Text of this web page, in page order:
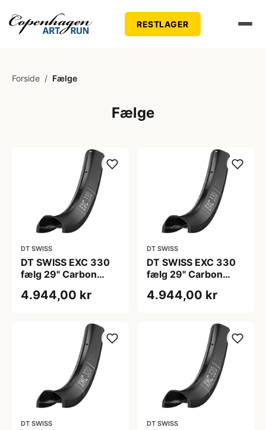
RESTLAGER
Forside / Fælge
Fælge
DT SWISS
DT SWISS EXC 330
fælg 29" Carbon
eger huller
4.944,00 kr
DT SWISS
DT SWISS EXC 330
fælg 29" Carbon
eger huller
4.944,00 kr
DT SWISS DT SWISS